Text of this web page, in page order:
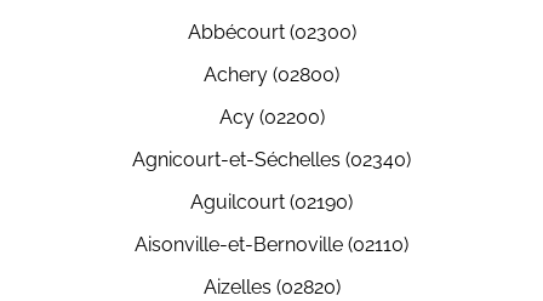
Abbécourt (02300)
Achery (02800)
Acy (02200)
Agnicourt-et-Séchelles (02340)
Aguilcourt (02190)
Aisonville-et-Bernoville (02110)
Aizelles (02820)